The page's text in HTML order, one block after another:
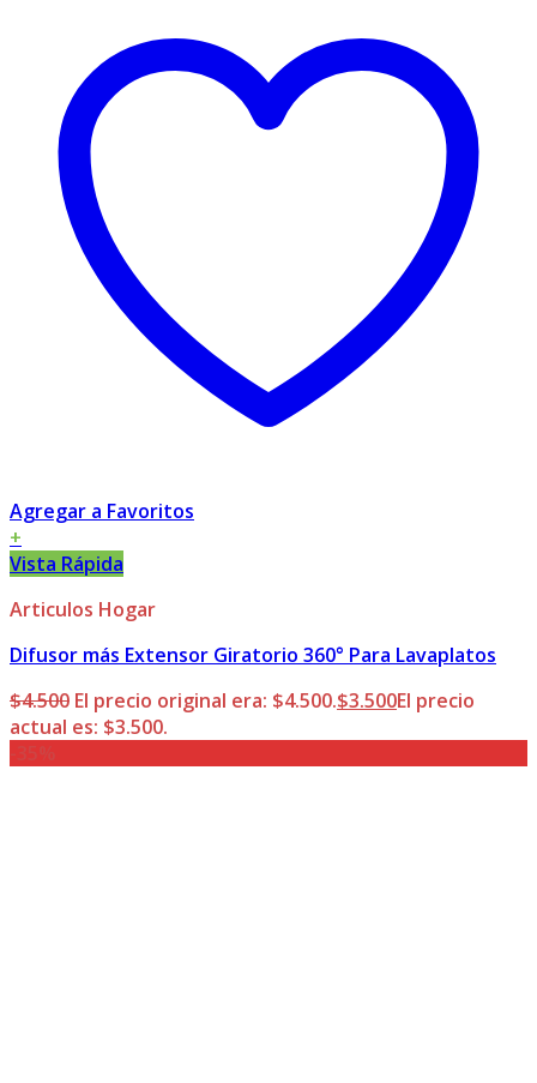
Agregar a Favoritos
+
Vista Rápida
Articulos Hogar
Difusor más Extensor Giratorio 360° Para Lavaplatos
$4.500 El precio original era: $4.500.$3.500El precio
actual es: $3.500.